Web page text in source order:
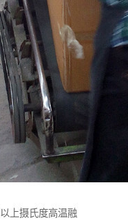
上摄氏度高温融